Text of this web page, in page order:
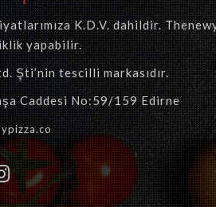
K.D.V. dahildir.
yapabilir.
Şti’nin tescilli markasıdır.
Caddesi No:59/159 Edirne